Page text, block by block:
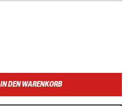
IN DEN WARENKORB